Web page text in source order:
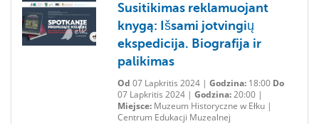
Susitikimas reklamuojant
knygą: Išsami jotvingių
ekspedicija. Biografija ir
palikimas
Od 07 Lapkritis 2024 | Godzina:18:00 Do
07 Lapkritis 2024 | Godzina:20:00 |
Miejsce:Muzeum Historyczne w Ełku |
Centrum Edukacji Muzealnej